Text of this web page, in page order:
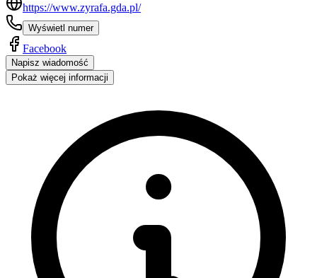
https://www.zyrafa.gda.pl/
Wyświetl numer
Facebook
Napisz wiadomość
Pokaż więcej informacji